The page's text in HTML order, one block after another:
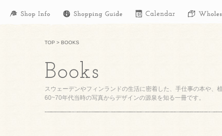
TOP > BOOKS
スウェーデンやフィンランドの生活に密着した、手仕事の本や、
60~70年代当時の写真からデザインの源泉を知る一冊です。